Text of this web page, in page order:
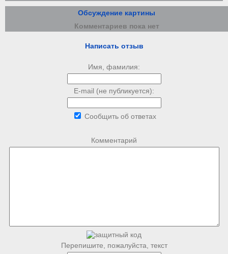
Обсуждение картины
Комментариев пока нет
Написать отзыв
Имя, фамилия:
E-mail (не публикуется):
Сообщить об ответах
Комментарий
Перепишите, пожалуйста, текст